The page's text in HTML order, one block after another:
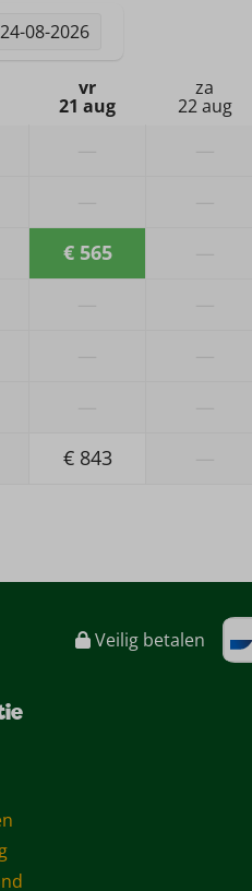
24-08-2026
vr
21 aug
za
22 aug
€ 565
€ 843
Veilig betalen